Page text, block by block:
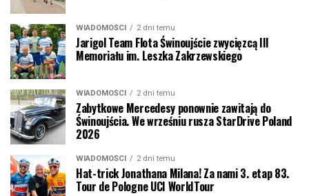
WIADOMOŚCI 2 dni temu
Jarigol Team Flota Świnoujście zwycięzcą III
Memoriału im. Leszka Zakrzewskiego
WIADOMOŚCI 2 dni temu
Zabytkowe Mercedesy ponownie zawitają do
Świnoujścia. We wrześniu rusza StarDrive Poland
2026
WIADOMOŚCI 2 dni temu
Hat-trick Jonathana Milana! Za nami 3. etap 83.
Tour de Pologne UCI WorldTour